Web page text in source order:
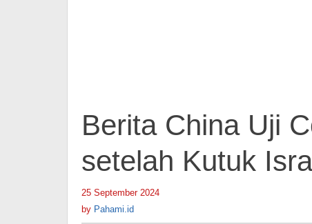
Berita China Uji
setelah Kutuk
25 September 2024
by Pahami.id